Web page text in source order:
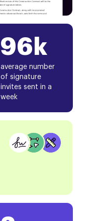
96k
average number
of signature
invites sent in a
week